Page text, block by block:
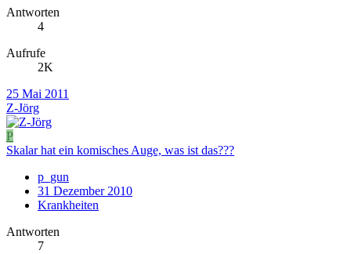
Antworten
4
Aufrufe
2K
25 Mai 2011
Z-Jörg
P
Skalar hat ein komisches Auge, was ist das???
p_gun
31 Dezember 2010
Krankheiten
Antworten
7